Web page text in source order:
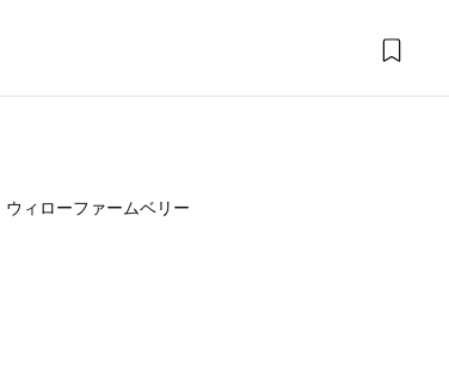
ウィローファームベリー